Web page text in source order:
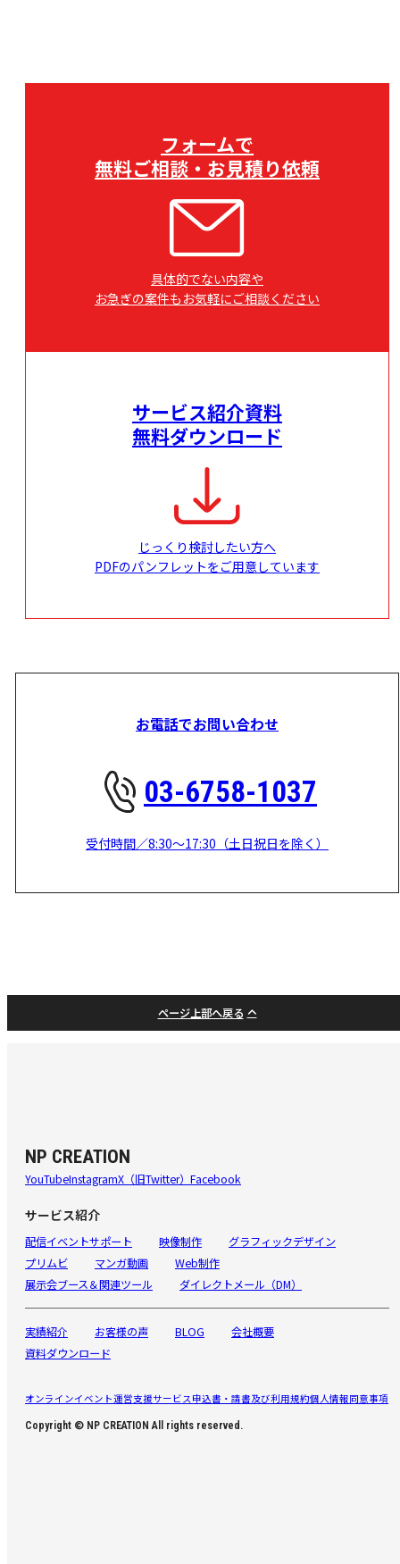
フォームで
無料ご相談・お見積り依頼
具体的でない内容や
お急ぎの案件もお気軽にご相談ください
サービス紹介資料
無料ダウンロード
じっくり検討したい方へ
PDFのパンフレットをご用意しています
お電話でお問い合わせ
03-6758-1037
受付時間／8:30～17:30（土日祝日を除く）
ページ上部へ戻る
NP CREATION
YouTubeInstagramX（旧Twitter） Facebook
サービス紹介
配信イベントサポート 映像制作
グラフィックデザイン
プリムビ
マンガ動画
Web制作
展示会ブース＆関連ツール
ダイレクトメール（DM）
実績紹介 お客様の声 BLOG
会社概要
資料ダウンロード
オンラインイベント運営支援サービス申込書・請書及び利用規約個人情報同意事項
Copyright © NP CREATION All rights reserved.